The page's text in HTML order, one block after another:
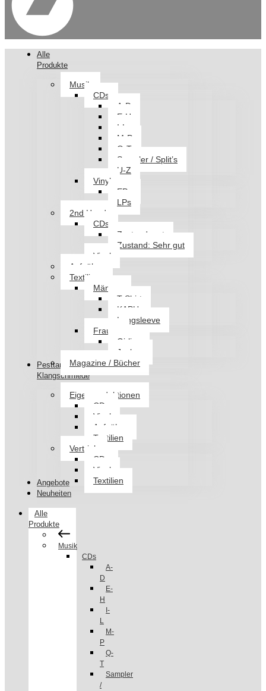
Alle
Produkte
Musik
CDs
A-D
E-H
I-L
M-P
Q-T
Sampler / Split’s
U-Z
Vinyl
EPs
LPs
2nd Hand
CDs
Zustand: gut
Zustand: Sehr gut
Vinyl
Aufnäher
Textilien
Männer
T-Shirt
KAPU
Longsleeve
Frauen
Girlies
Jacken
Magazine / Bücher
Pesttanz
Klangschmiede
Eigenproduktionen
CDs
Vinyl
Aufnäher
Textilien
Vertrieb
CDs
Vinyl
Textilien
Angebote
Neuheiten
Alle
Produkte
Musik
CDs
A-
D
E-
H
I-
L
M-
P
Q-
T
Sampler
/